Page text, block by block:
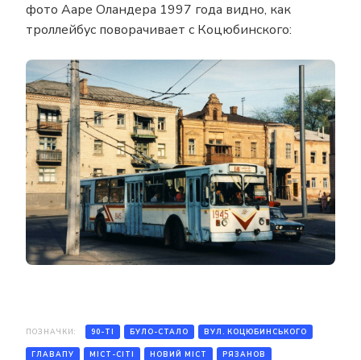
фото Ааре Оландера 1997 года видно, как
троллейбус поворачивает с Коцюбинского:
ПОЗНАЧКИ: 90-ТІ БУЛО-СТАЛО ВУЛ. КОЦЮБИНСЬКОГО
ГЛАВАПУ МІСТ-СІТІ НОВИЙ МІСТ РЯЗАНОВ